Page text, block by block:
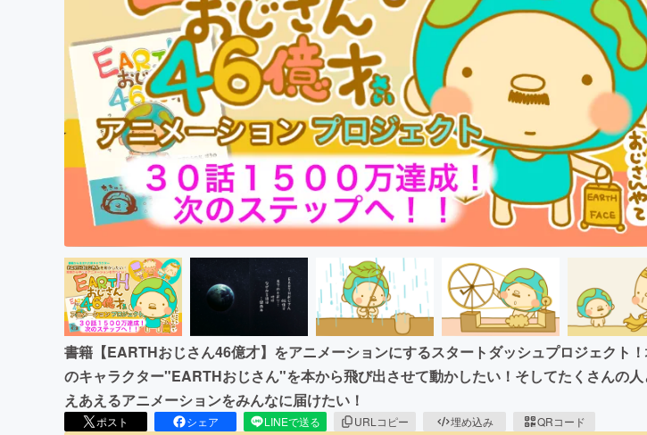
ビジネス・起業 チャレンジ
まちづくり・地域活性化
CAMPFIRE for Social Good
CAMPFIREふるさと納税
書籍【EARTHおじさん46億才】をアニメーションにするスタートダッシュプロジェクト
のキャラクター"EARTHおじさん"を本から飛び出させて動かしたい！そしてたくさんの
えあえるアニメーションをみんなに届けたい！
ポスト シェア LINEで送る URLコピー 埋め込み QRコード